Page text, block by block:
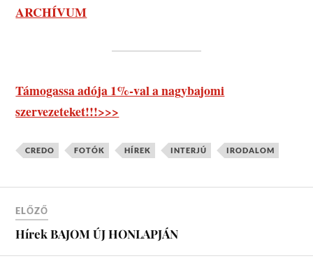
ARCHÍVUM
Támogassa adója 1%-val a nagybajomi
szervezeteket!!!>>>
CREDO FOTÓK HÍREK INTERJÚ IRODALOM
ELŐZŐ
Hírek BAJOM ÚJ HONLAPJÁN